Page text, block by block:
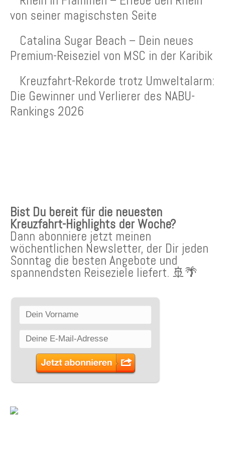
von seiner magischsten Seite
Catalina Sugar Beach – Dein neues
Premium-Reiseziel von MSC in der Karibik
Kreuzfahrt-Rekorde trotz Umweltalarm:
Die Gewinner und Verlierer des NABU-
Rankings 2026
Bist Du bereit für die neuesten
Kreuzfahrt-Highlights der Woche?
Dann abonniere jetzt meinen
wöchentlichen Newsletter, der Dir jeden
Sonntag die besten Angebote und
spannendsten Reiseziele liefert. 🚢🌴